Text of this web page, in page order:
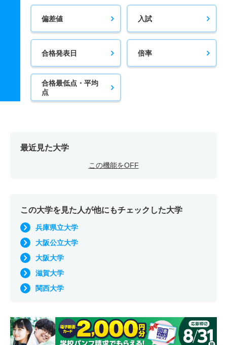
偏差値 入試
合格発表日 倍率
合格最低点・平均
点
最近見た大学
この機能をOFF
この大学を見た人が他にもチェックした大学
兵庫県立大学
大阪公立大学
大阪大学
滋賀大学
関西大学